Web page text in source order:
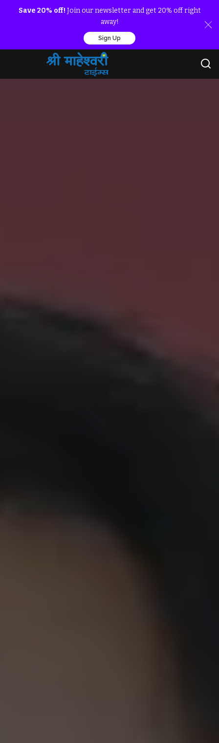
Save 20% off! Join our newsletter and get 20% off right
away!
Sign Up